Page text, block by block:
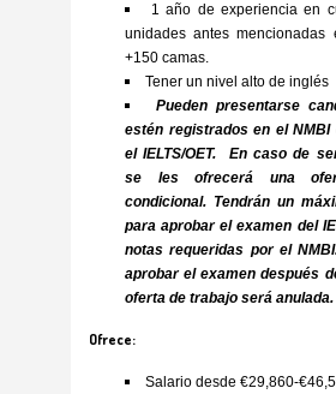
1 año de experiencia en
unidades antes mencionadas
+150 camas.
Tener un nivel alto de inglés
Pueden presentarse
estén registrados en el NMBI
el IELTS/OET. En caso de
se les ofrecerá una
condicional. Tendrán un
para aprobar el examen del
notas requeridas por el
aprobar el examen después
oferta de trabajo será anulada.
Ofrece:
Salario desde €29,860-